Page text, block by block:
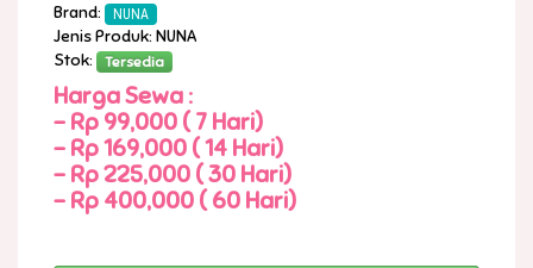
Brand: NUNA
Jenis Produk: NUNA
Stok:
Tersedia
Harga Sewa :
- Rp 99,000 ( 7 Hari)
- Rp 169,000 ( 14 Hari)
- Rp 225,000 ( 30 Hari)
- Rp 400,000 ( 60 Hari)